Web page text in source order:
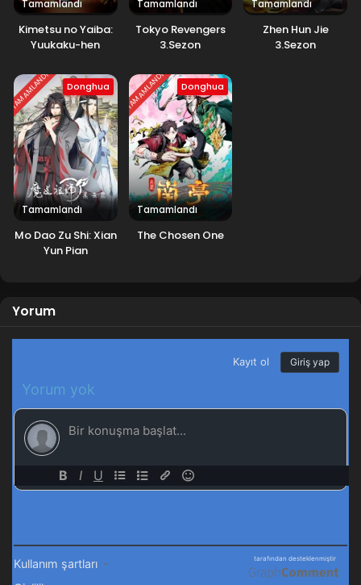
Tamamlandı
Kimetsu no Yaiba:
Yuukaku-hen
Tamamlandı
Tokyo Revengers
3.Sezon
Tamamlandı
Zhen Hun Jie
3.Sezon
TAMAMLANDI Donghua
Tamamlandı
Mo Dao Zu Shi: Xian
Yun Pian
TAMAMLANDI Donghua
Tamamlandı
The Chosen One
Yorum